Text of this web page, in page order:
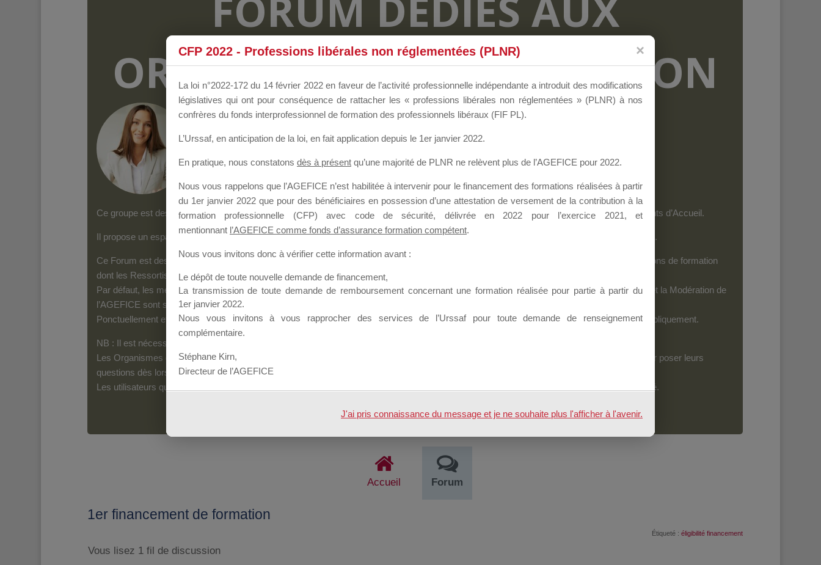
ORGANISMES DE FORMATION
Groupe Public il y a 21 heures
Ce groupe est destiné aux Organismes de formation. Il accueille également les Conseillers salariés de l’AGEFICE et les personnels des Points d’Accueil.
Il propose un espace forum, sur lequel il est possible de laisser un message ou poser vos questions concernant les dispositifs de l’AGEFICE.
Ce Forum est destiné aux Organismes de formation qui ont besoin de renseignements sur l’AGEFICE et sur les aides au financement d’actions de formation
dont les Ressortissants de l’AGEFICE peuvent éventuellement bénéficier.
Par défaut, les messages qui sont postés sur cet espace sont considérés comme étant des messagesconfidentiels: Seuls leurs Auteurs et la Modération de
l’AGEFICE sont susceptibles d’en lire le contenu.
Ponctuellement et pour les messages qui s’avéreraient d’une particulière pertinence, certains des échanges pourront devenir accessibles publiquement.
NB : Il est nécessaire d’être inscrit(e) pour pouvoir accéder et intervenir sur cet espace.
Les Organismes de Formation nouvellement inscrits sur ce Site sont automatiquement abonnés au groupe et peuvent accéder au forum pour poser leurs
questions dès lors qu’ils sont authentifiés.
Les utilisateurs qui n’auraient pas été inscrits de manière automatique peuvent rejoindre le Groupe en cliquant simplement sur le bouton dédié.
Accueil Forum
1er financement de formation
Étiqueté :éligibilité financement
Vous lisez 1 fil de discussion
CFP 2022 - Professions libérales non réglementées (PLNR)
La loi n°2022-172 du 14 février 2022 en faveur de l’activité professionnelle indépendante a introduit des modifications
législatives qui ont pour conséquence de rattacher les « professions libérales non réglementées » (PLNR) à nos
confrères du fonds interprofessionnel de formation des professionnels libéraux (FIF PL).
L’Urssaf, en anticipation de la loi, en fait application depuis le 1er janvier 2022.
En pratique, nous constatons dès à présent qu’une majorité de PLNR ne relèvent plus de l’AGEFICE pour 2022.
Nous vous rappelons que l’AGEFICE n’est habilitée à intervenir pour le financement des formations réalisées à partir
du 1er janvier 2022 que pour des bénéficiaires en possession d’une attestation de versement de la contribution à la
formation professionnelle (CFP) avec code de sécurité, délivrée en 2022 pour l’exercice 2021, et
mentionnant l’AGEFICE comme fonds d’assurance formation compétent.
Nous vous invitons donc à vérifier cette information avant :
Le dépôt de toute nouvelle demande de financement,
La transmission de toute demande de remboursement concernant une formation réalisée pour partie à partir du
1er janvier 2022.
Nous vous invitons à vous rapprocher des services de l’Urssaf pour toute demande de renseignement
complémentaire.
Stéphane Kirn,
Directeur de l’AGEFICE
J'ai pris connaissance du message et je ne souhaite plus l'afficher à l'avenir.